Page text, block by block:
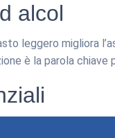
alcol
leggero migliora
è la parola chiave